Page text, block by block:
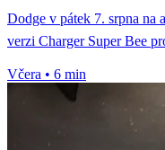
Dodge v pátek 7. srpna
verzi Charger Super Bee
Včera • 6 min